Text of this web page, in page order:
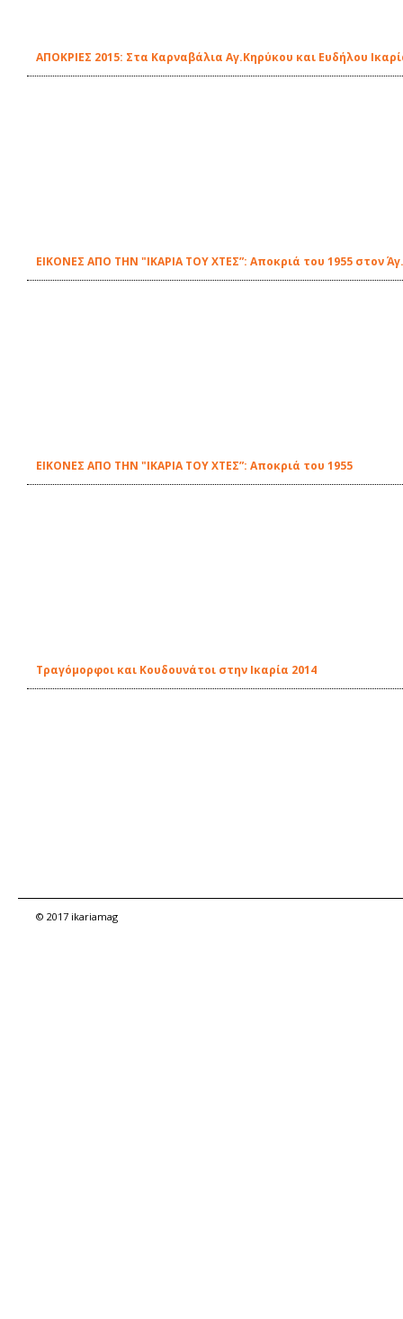
ΑΠΟΚΡΙΕΣ 2015: Στα Καρναβάλια Αγ.Κηρύκου και Ευδήλου
ΕΙΚΟΝΕΣ ΑΠΟ ΤΗΝ "ΙΚΑΡΙΑ ΤΟΥ ΧΤΕΣ”: Aποκριά του 1955 στον
ΕΙΚΟΝΕΣ ΑΠΟ ΤΗΝ "ΙΚΑΡΙΑ ΤΟΥ ΧΤΕΣ”: Aποκριά του 1955
Τραγόμορφοι και Κουδουνάτοι στην Ικαρία 2014
© 2017 ikariamag